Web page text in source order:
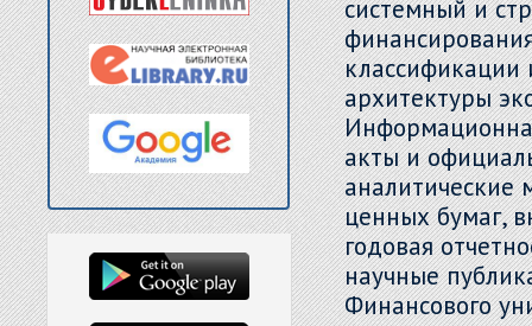
системный и
классификации
архитектуры
акты и
аналитические
ценных бумаг,
годовая
научные
Финансового